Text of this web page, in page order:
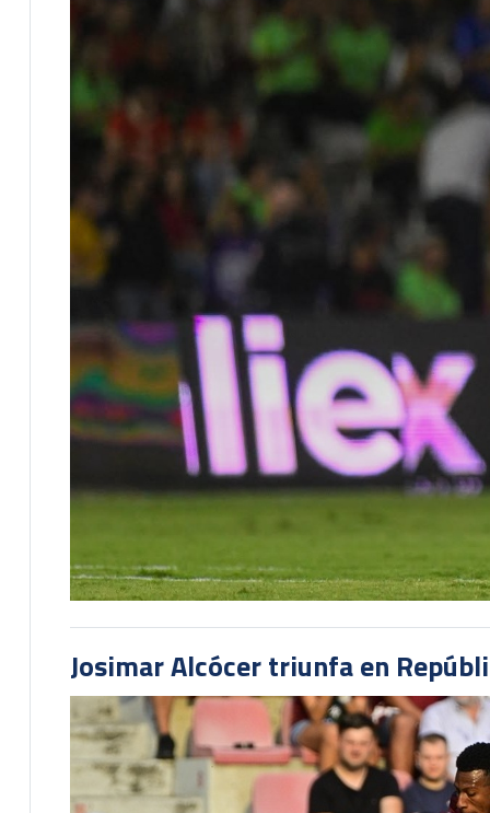
Josimar Alcócer triunfa en